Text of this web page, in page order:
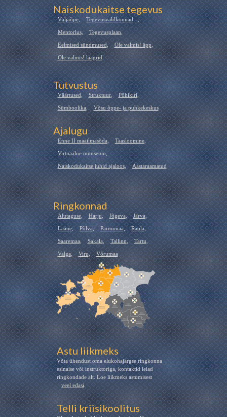
Naiskodukaitse tegevus
Väljaõpe, Tegevusvaldkonnad ,
Mentorlus, Tegevusplaan,
Eelmised sündmused, Ole valmis! äpp,
Ole valmis! laagrid
Tutvustus
Väärtused, Struktuur, Põhikiri,
Sümboolika, Võsu õppe- ja puhkekeskus
Ajalugu
Enne II maailmasõda, Taasloomine,
Virtuaalne muuseum,
Naiskodukaitse juhid ajaloos, Aastaraamatud
Ringkonnad
Alutaguse, Harju, Jõgeva, Järva,
Lääne, Põlva, Pärnumaa, Rapla,
Saaremaa, Sakala, Tallinn, Tartu,
Valga, Viru, Võrumaa
Astu liikmeks
Võta ühendust oma elukohajärgse ringkonna
esinaise või instruktoriga, kontaktid leiad
ringkondade alt. Loe liikmeks astumisest
veel edasi.
Telli kriisikoolitus